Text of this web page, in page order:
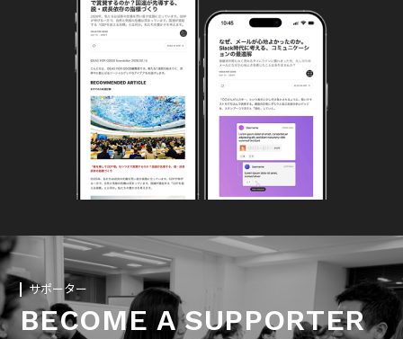
サポーター
BECOME A SUPPORTER